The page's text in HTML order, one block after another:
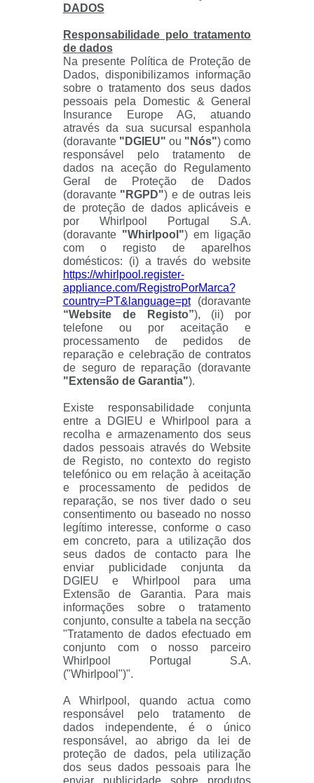
DADOS
Responsabilidade pelo tratamento
de dados
Na presente Política de Proteção de
Dados, disponibilizamos informação
sobre o tratamento dos seus dados
pessoais pela Domestic & General
Insurance Europe AG, atuando
através da sua sucursal espanhola
(doravante "DGIEU" ou "Nós") como
responsável pelo tratamento de
dados na aceção do Regulamento
Geral de Proteção de Dados
(doravante "RGPD") e de outras leis
de proteção de dados aplicáveis e
por Whirlpool Portugal S.A.
(doravante "Whirlpool") em ligação
com o registo de aparelhos
domésticos: (i) a través do website
https://whirlpool.register-
appliance.com/RegistroPorMarca?
country=PT&language=pt(doravante
“Website de Registo”), (ii) por
telefone ou por aceitação e
processamento de pedidos de
reparação e celebração de contratos
de seguro de reparação (doravante
"Extensão de Garantia").
Existe responsabilidade conjunta
entre a DGIEU e Whirlpool para a
recolha e armazenamento dos seus
dados pessoais através do Website
de Registo, no contexto do registo
telefónico ou em relação à aceitação
e processamento de pedidos de
reparação, se nos tiver dado o seu
consentimento ou baseado no nosso
legítimo interesse, conforme o caso
em concreto, para a utilização dos
seus dados de contacto para lhe
enviar publicidade conjunta da
DGIEU e Whirlpool para uma
Extensão de Garantia. Para mais
informações sobre o tratamento
conjunto, consulte a tabela na secção
"Tratamento de dados efectuado em
conjunto com o nosso parceiro
Whirlpool Portugal S.A.
("Whirlpool")".
A Whirlpool, quando actua como
responsável pelo tratamento de
dados independente, é o único
responsável, ao abrigo da lei de
proteção de dados, pela utilização
dos seus dados pessoais para lhe